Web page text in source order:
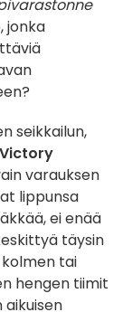
jonka
seikkailun,
Victory
varauksen
lippunsa
ei enää
täysin
tai
hengen tiimit